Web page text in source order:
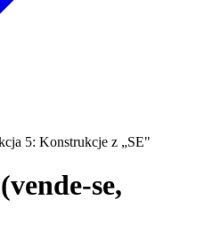
5: Konstrukcje z „SE"
se,